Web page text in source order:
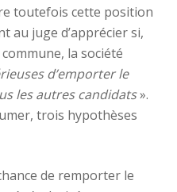
toutefois cette position
au juge d’apprécier si,
la société
d’emporter le
les autres candidats».
trois hypothèses
de remporter le